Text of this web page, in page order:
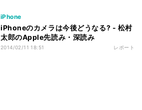
iPhone
iPhoneのカメラは今後どうなる? - 松村
太郎のApple先読み・深読み
2014/02/11 18:51 レポート